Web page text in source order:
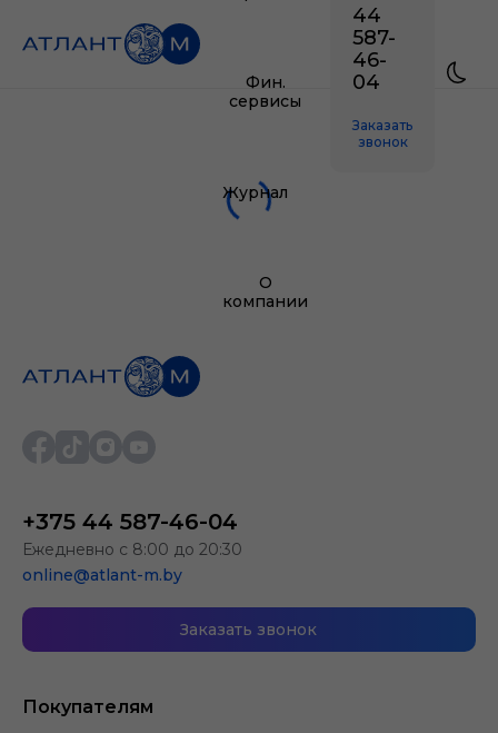
Фин.
сервисы
Журнал
О
компании
44
587-
46-
04
Заказать
звонок
Покупателям
+375 44 587-46-04
Ежедневно с 8:00 до 20:30
online@atlant-m.by
Заказать звонок